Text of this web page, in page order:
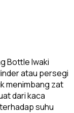
Bottle Iwaki
atau persegi
menimbang zat
dari kaca
suhu